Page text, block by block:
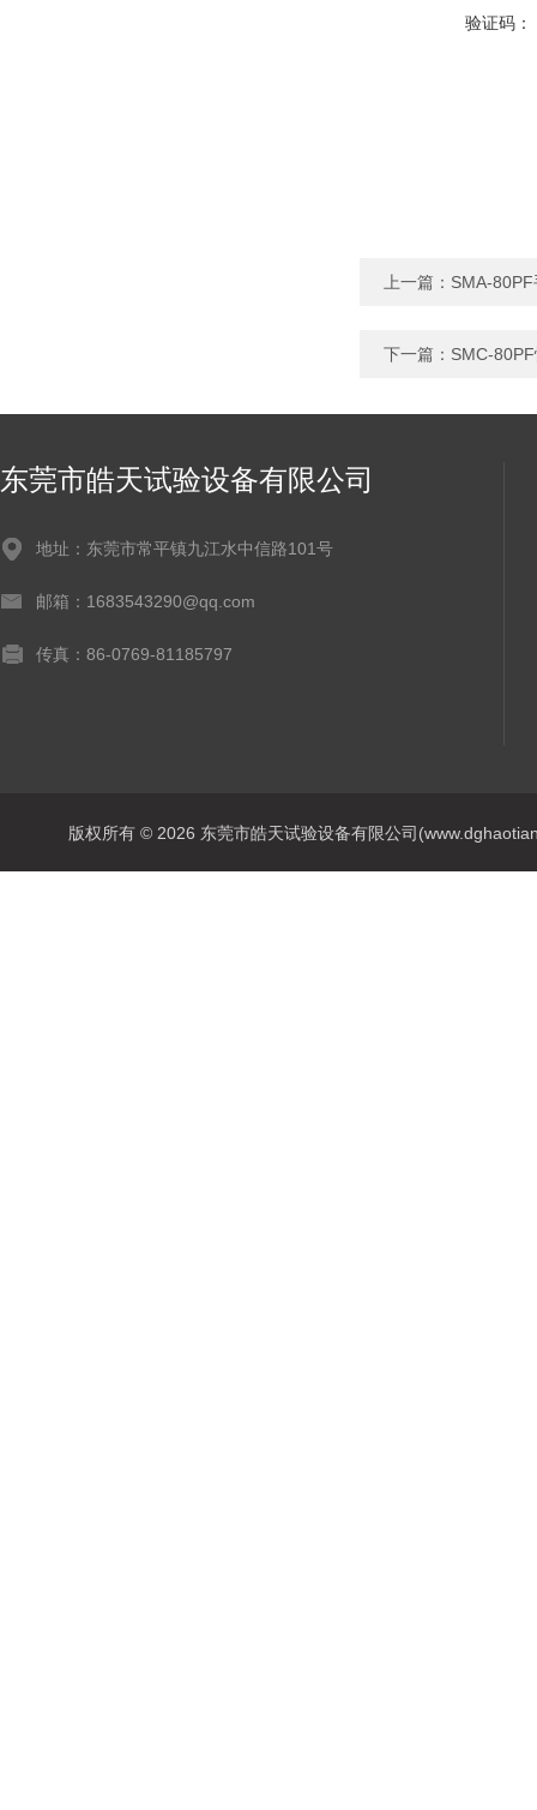
验证码：
上一篇： SMA-
下一篇： SMC-
东莞市皓天试验设备有限公司
地址：东莞市常平镇九江水中信路101号
邮箱：1683543290@qq.com
传真：86-0769-81185797
版权所有 © 2026 东莞市皓天试验设备有限公司